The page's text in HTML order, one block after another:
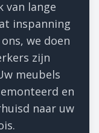
van lange
inspanning
we doen
zijn
meubels
en
naar uw